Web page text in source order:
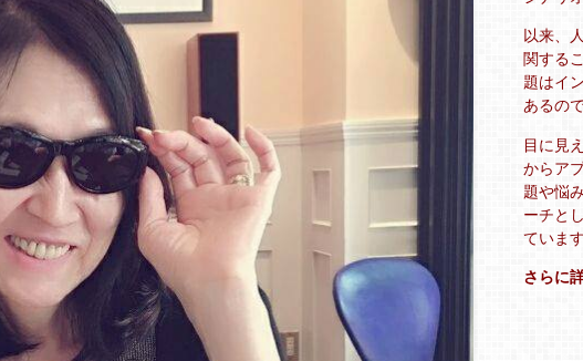
以来、
関する
題はイ
あるの
目に見
からア
題や悩
ーチと
ています
さらに